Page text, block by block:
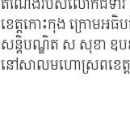
ខេត្តកោះកុង ក្រោមអធិ
សន្តិបណ្ឌិត ស សុខា ឧបនា
នៅសាលមហោស្រពខេត្